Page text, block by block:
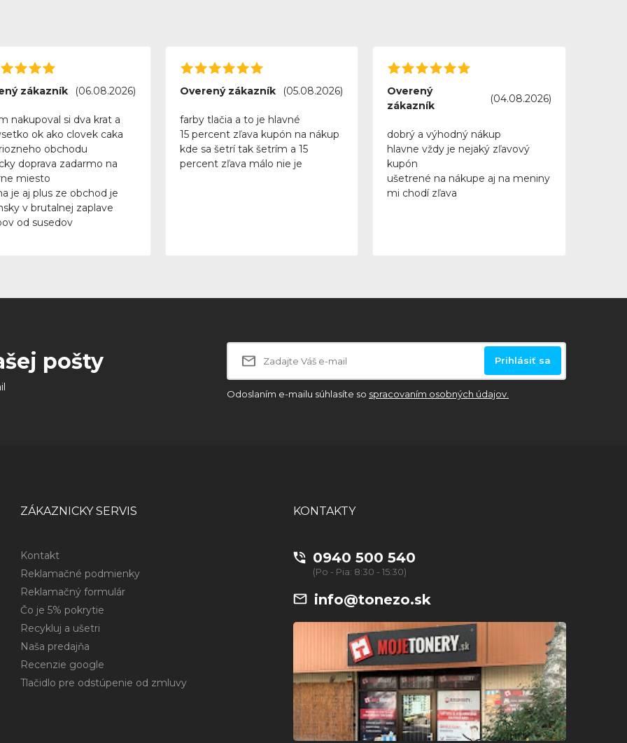
zákazník (06.08.2026)
nakupoval si dva krat a
ok ako clovek caka
obchodu
doprava zadarmo na
miesto
je aj plus ze obchod je
v brutalnej zaplave
od susedov
Overený zákazník (05.08.2026)
farby tlačia a to je hlavné
15 percent zľava kupón na nákup
kde sa šetrí tak šetrím a 15
percent zľava málo nie je
Overený
zákazník
(04.08.2026)
dobrý a výhodný nákup
hlavne vždy je nejaký zľavový
kupón
ušetrené na nákupe aj na meniny
mi chodí zľava
pošty Prihlásiť sa
Odoslaním e-mailu súhlasíte so spracovaním osobných údajov.
ZÁKAZNICKY SERVIS
Kontakt
Reklamačné podmienky
Reklamačný formulár
Čo je 5% pokrytie
Recykluj a ušetri
Naša predajňa
Recenzie google
Tlačidlo pre odstúpenie od zmluvy
KONTAKTY
0940 500 540
(Po - Pia: 8:30 - 15:30)
info@tonezo.sk